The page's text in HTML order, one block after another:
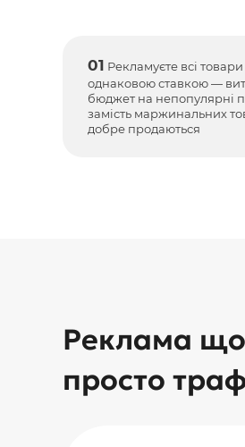
01 Рекламуєте всі товари
однаковою ставкою —
бюджет на непопулярні
замість маржинальних
добре продаються
Реклама
просто